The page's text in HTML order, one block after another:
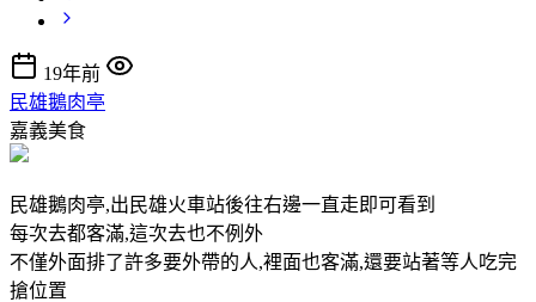
19年前
民雄鵝肉亭
嘉義美食
民雄鵝肉亭,出民雄火車站後往右邊一直走即可看到
每次去都客滿,這次去也不例外
不僅外面排了許多要外帶的人,裡面也客滿,還要站著等人吃完
搶位置